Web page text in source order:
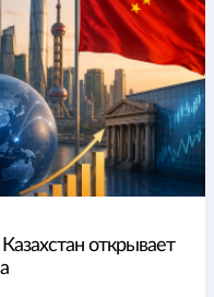
открывает